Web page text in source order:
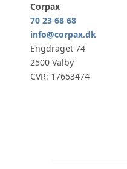
Corpax
70 23 68 68
info@corpax.dk
Engdraget 74
2500 Valby
CVR: 17653474